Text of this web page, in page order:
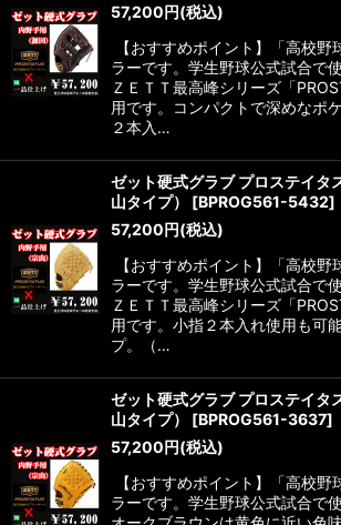
57,200円(税込)
【おすすめポイント】「高校野
ラーです。学生野球公式試合で
ＺＥＴＴ最高峰シリーズ「
用です。コンパクトで深めなポ
２本入…
ゼット硬式グラブ プロステイ
山タイプ）
[BPROG561-5432]
57,200円(税込)
【おすすめポイント】「高校野
ラーです。学生野球公式試合で
ＺＥＴＴ最高峰シリーズ「
用です。小指２本入れ使用も可
プ。（…
ゼット硬式グラブ プロステイ
山タイプ）
[BPROG561-3637]
57,200円(税込)
【おすすめポイント】「高校野
ラーです。学生野球公式試合で